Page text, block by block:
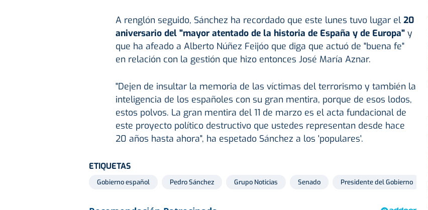
A renglón seguido, Sánchez ha recordado que este lunes tuvo lugar el 20
aniversariodel "mayor atentado de la historia de España y de Europa"y
que ha afeado a Alberto Núñez Feijóo que diga que actuó de "buena fe"
en relación con la gestión que hizo entonces José María Aznar.
"Dejen de insultar la memoria de las víctimas del terrorismo y también la
inteligencia de los españoles con su gran mentira, porque de esos lodos,
estos polvos. La gran mentira del 11 de marzo es el acta fundacional de
este proyecto político destructivo que ustedes representan desde hace
20 años hasta ahora", ha espetado Sánchez a los 'populares'.
ETIQUETAS
Gobierno español Pedro Sánchez Grupo Noticias Senado Presidente del Gobierno